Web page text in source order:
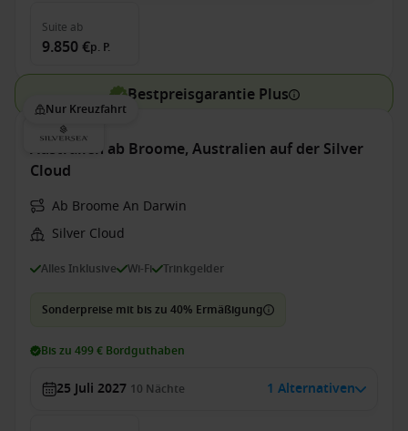
Suite ab
9.850 €p. P.
Bestpreisgarantie Plus
Nur Kreuzfahrt
Australien ab Broome, Australien auf der Silver
Cloud
Ab Broome An Darwin
Silver Cloud
Alles Inklusive Wi-Fi Trinkgelder
Sonderpreise mit bis zu 40% Ermäßigung
Bis zu 499 € Bordguthaben
25 Juli 2027 10 Nächte 1 Alternativen